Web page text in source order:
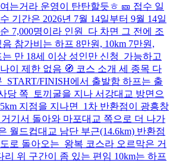
는거라 운영이 탄탄할듯ㅎ 🎫 접수 일
기간은 2026년 7월 14일부터 9월 14일
7,000명이라 인원 다 차면 그 전에 조
참가비는 하프 8만원, 10km 7만원,
는 만 18세 이상 성인만 신청 가능하고
이 제한 없음 🧭 코스 소개 세 종목 다
START/FINISH에서 출발함 하프는 출
당 쪽 토끼굴을 지나 서강대교 방면으
지점을 지나면 1차 반환점이 광흥창
거기서 돌아와 마포대교 쪽으로 더 나가
월드컵대교 남단 부근(14.6km) 반환점
로 돌아오는 왕복 코스라 오르막은 거
위 구간이 좀 있는 편임 10km는 하프